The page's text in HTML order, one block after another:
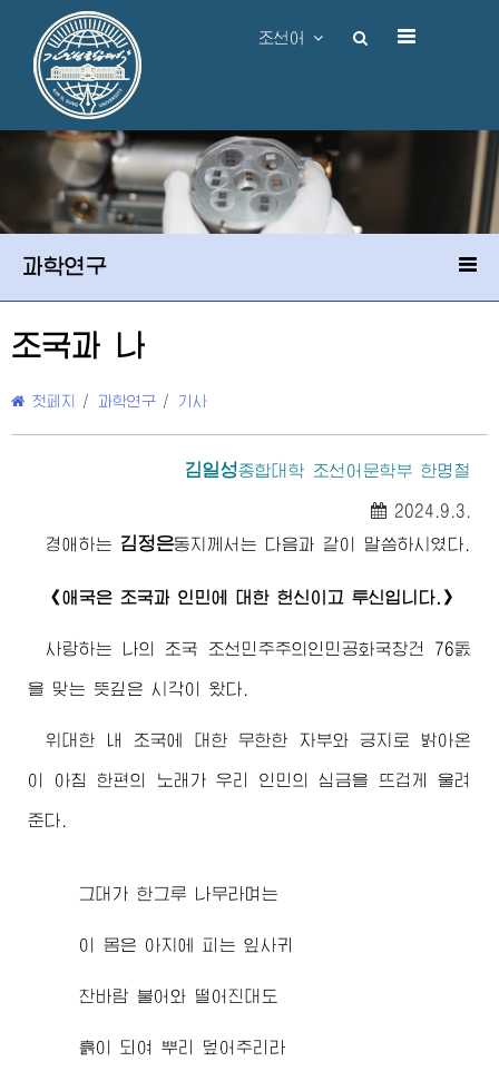
조선어
과학연구
조국과 나
첫페지 / 과학연구 / 기사
김일성종합대학 조선어문학부 한명철
2024.9.3.
경애하는 김정은동지께서 는 다음과 같이 말씀하시였다.
《애국은 조국과 인민에 대한 헌신이고 투신입니다.》
사랑하는 나의 조국 조선민주주의인민공화국창건 76돐
을 맞는 뜻깊은 시각이 왔다.
위대한 내 조국에 대한 무한한 자부와 긍지로 밝아온
이 아침 한편의 노래가 우리 인민의 심금을 뜨겁게 울려
준다.
그대가 한그루 나무라며는
이 몸은 아지에 피는 잎사귀
찬바람 불어와 떨어진대도
흙이 되여 뿌리 덮어주리라